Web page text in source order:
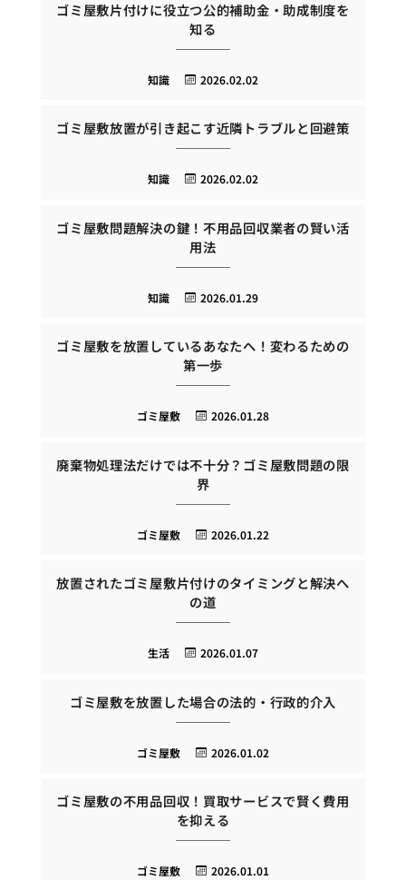
ゴミ屋敷片付けに役立つ公的補助金・助成制度を
知る
2026.02.02
知識
ゴミ屋敷放置が引き起こす近隣トラブルと回避策
2026.02.02
知識
ゴミ屋敷問題解決の鍵！不用品回収業者の賢い活
用法
2026.01.29
知識
ゴミ屋敷を放置しているあなたへ！変わるための
第一歩
2026.01.28
ゴミ屋敷
廃棄物処理法だけでは不十分？ゴミ屋敷問題の限
界
2026.01.22
ゴミ屋敷
放置されたゴミ屋敷片付けのタイミングと解決へ
の道
2026.01.07
生活
ゴミ屋敷を放置した場合の法的・行政的介入
2026.01.02
ゴミ屋敷
ゴミ屋敷の不用品回収！買取サービスで賢く費用
を抑える
2026.01.01
ゴミ屋敷